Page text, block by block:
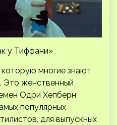
у Тиффани»
которую многие знают
Это женственный
Одри Хепберн
популярных
для выпускных